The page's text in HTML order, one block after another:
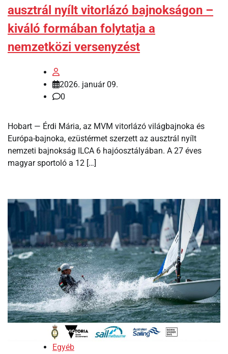
ausztrál nyílt vitorlázó bajnokságon –
kiváló formában folytatja a
nemzetközi versenyzést
2026. január 09.
0
Hobart — Érdi Mária, az MVM vitorlázó világbajnoka és
Európa-bajnoka, ezüstérmet szerzett az ausztrál nyílt
nemzeti bajnokság ILCA 6 hajóosztályában. A 27 éves
magyar sportoló a 12 […]
Egyéb